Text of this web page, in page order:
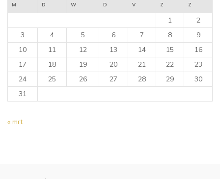
M D W D V Z Z
1
2
3
4 5 6 7 8
9
10
11 12 13 14 15
16
17
18 19 20 21 22
23
24
25 26 27 28 29
30
31
« mrt